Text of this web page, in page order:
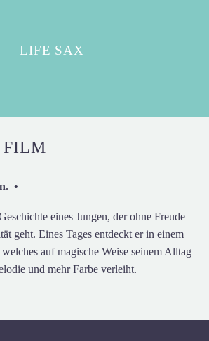
LIFE SAX
FILM
•
eines Jungen, der ohne Freude
geht. Eines Tages entdeckt er in einem
auf magische Weise seinem Alltag
und mehr Farbe verleiht.